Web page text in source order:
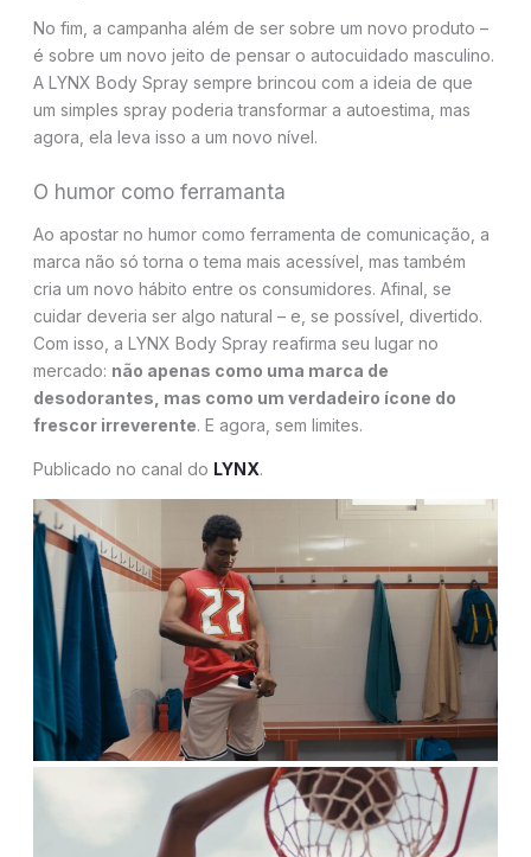
No fim, a campanha além de ser sobre um novo produto –
é sobre um novo jeito de pensar o autocuidado masculino.
A LYNX Body Spray sempre brincou com a ideia de que
um simples spray poderia transformar a autoestima, mas
agora, ela leva isso a um novo nível.
O humor como ferramanta
Ao apostar no humor como ferramenta de comunicação, a
marca não só torna o tema mais acessível, mas também
cria um novo hábito entre os consumidores. Afinal, se
cuidar deveria ser algo natural – e, se possível, divertido.
Com isso, a LYNX Body Spray reafirma seu lugar no
mercado: não apenas como uma marca de
desodorantes, mas como um verdadeiro ícone do
frescor irreverente. E agora, sem limites.
Publicado no canal do LYNX.